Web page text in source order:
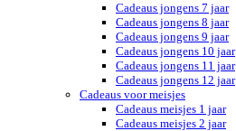
Cadeaus jongens 7 jaar
Cadeaus jongens 8 jaar
Cadeaus jongens 9 jaar
Cadeaus jongens 10 jaar
Cadeaus jongens 11 jaar
Cadeaus jongens 12 jaar
Cadeaus voor meisjes
Cadeaus meisjes 1 jaar
Cadeaus meisjes 2 jaar